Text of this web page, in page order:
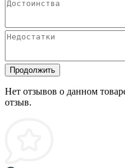
Продолжить
Нет отзывов о данном
отзыв.